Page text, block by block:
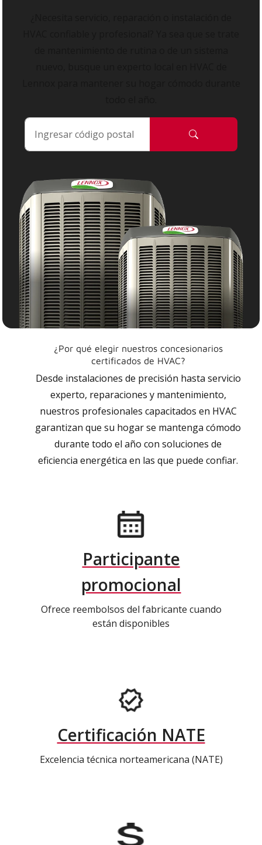
¿Por qué elegir nuestros concesionarios
certificados de HVAC?
Desde instalaciones de precisión hasta servicio
experto, reparaciones y mantenimiento,
nuestros profesionales capacitados en HVAC
garantizan que su hogar se mantenga cómodo
durante todo el año con soluciones de
eficiencia energética en las que puede confiar.
Participante
promocional
Ofrece reembolsos del fabricante cuando
están disponibles
Certificación NATE
Excelencia técnica norteamericana (NATE)